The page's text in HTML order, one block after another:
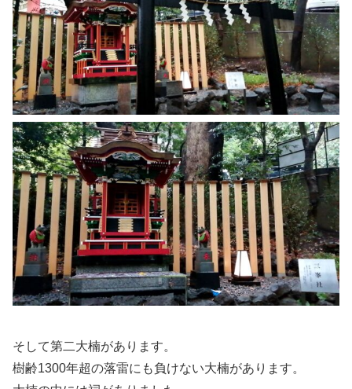
そして第二大楠があります。
樹齢1300年超の落雷にも負けない大楠があります。